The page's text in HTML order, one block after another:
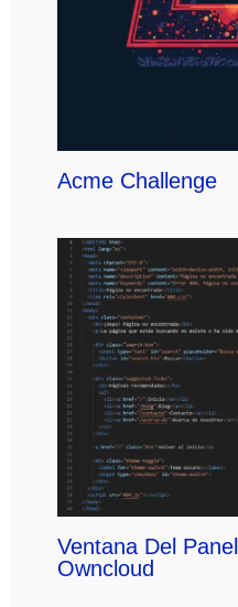
Acme Challenge
Ventana Del
Owncloud